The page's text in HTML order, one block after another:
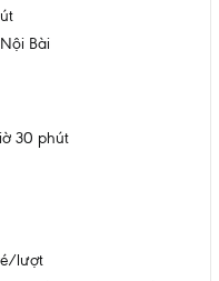
Bài
30 phút
lượt